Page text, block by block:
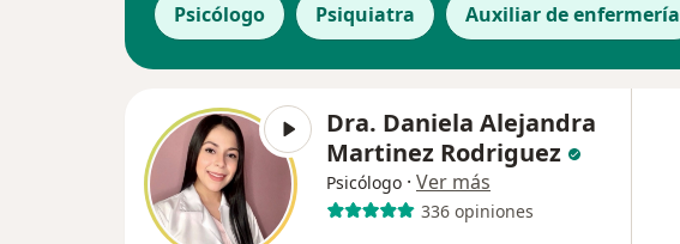
Psicólogo Psiquiatra Auxiliar de enfermería
Dra. Daniela Alejandra
Martinez Rodriguez
Psicólogo · Ver más
336 opiniones